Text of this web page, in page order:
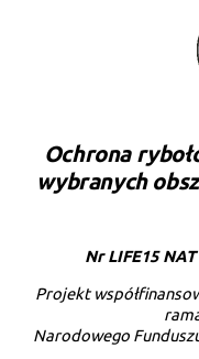
Ochrona
wybranych
Nr LIFE15
Projekt
Narodowego